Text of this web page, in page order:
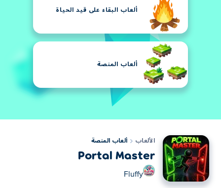
ألعاب البقاء على قيد الحياة
ألعاب المنصة
الألعاب ألعاب المنصة
Portal Master
Fluffy